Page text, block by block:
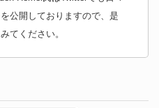
公開しておりますので、是
てください。